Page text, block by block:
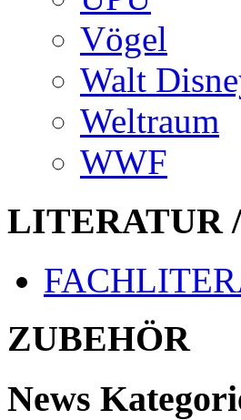
Vögel
Walt
Weltraum
WWF
LITERATUR
ZUBEHÖR
News